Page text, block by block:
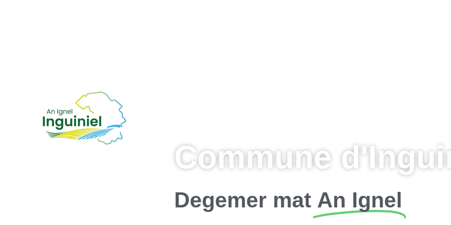
Commune
Degemer mat An Ignel